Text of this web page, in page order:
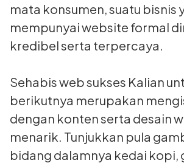
mata konsumen, suatu bisnis
mempunyai website formal
kredibel serta terpercaya.
Sehabis web sukses Kalian
berikutnya merupakan
dengan konten serta desain
menarik. Tunjukkan pula
bidang dalamnya kedai kopi,